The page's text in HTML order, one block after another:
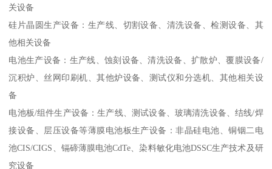
关设备
硅片晶圆生产设备：生产线、切割设备、清洗设备、检测设备、其
他相关设备
电池生产设备：生产线、蚀刻设备、清洗设备、扩散炉、覆膜设备/
沉积炉、丝网印刷机、其他炉设备、测试仪和分选机、其他相关设
备
电池板/组件生产设备：生产线、测试设备、玻璃清洗设备、结线/焊
接设备、层压设备等薄膜电池板生产设备：非晶硅电池、铜铟二电
池CIS/CIGS、镉碲薄膜电池CdTe、染料敏化电池DSSC生产技术及研
究设备